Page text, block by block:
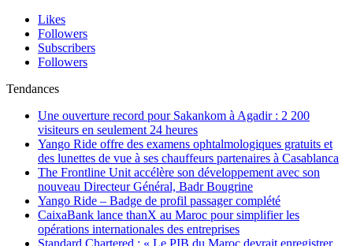
Likes
Followers
Subscribers
Followers
Tendances
Une ouverture record pour Sakankom à Agadir : 2 200
visiteurs en seulement 24 heures
Yango Ride offre des examens ophtalmologiques gratuits et
des lunettes de vue à ses chauffeurs partenaires à Casablanca
The Frontline Unit accélère son développement avec son
nouveau Directeur Général, Badr Bougrine
Yango Ride – Badge de profil passager complété
CaixaBank lance thanX au Maroc pour simplifier les
opérations internationales des entreprises
Standard Chartered : « Le PIB du Maroc devrait enregistrer